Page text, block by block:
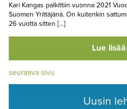
Kari Kangas palkittiin vuonna 2021
Suomen Yrittäjänä. On kuitenkin
26 vuotta sitten […]
Lue lisää
seuraava sivu
Uusin